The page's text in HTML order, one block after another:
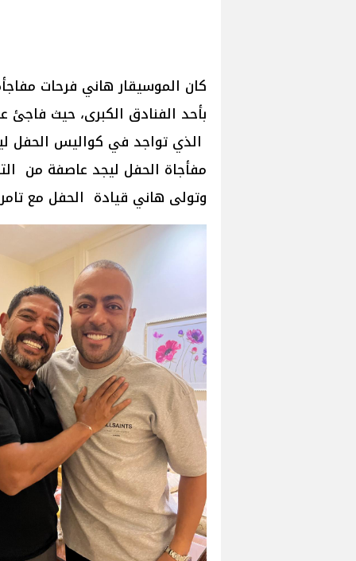
كان الموسيقار هاني فرحات
بأحد الفنادق الكبرى، حيث
الذي تواجد في كواليس الحفل
مفأجاة الحفل ليجد عاصفة من
وتولى هاني قيادة الحفل مع تامر